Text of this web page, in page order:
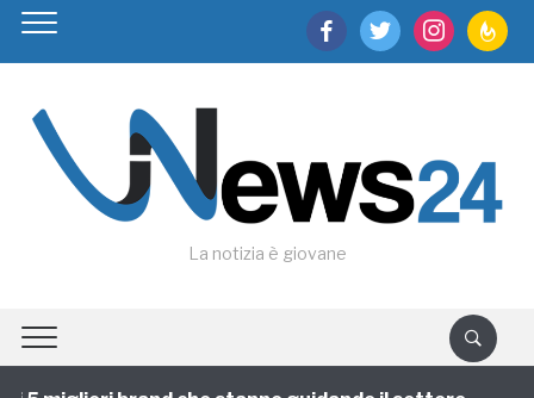
facebooktwitter instagram
La notizia è giovane